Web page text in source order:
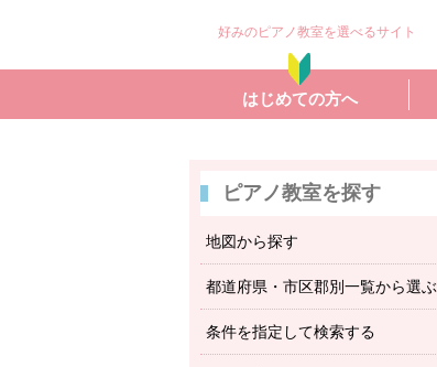
好みのピアノ教室を選べるサイト
はじめての方へ
ピアノ教室を探す
地図から探す
都道府県・市区郡別一覧から選ぶ
条件を指定して検索する